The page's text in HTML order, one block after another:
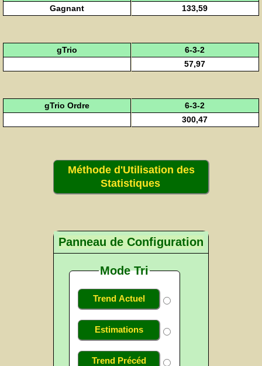
Gagnant
133,59
gTrio
6-3-2
57,97
gTrio Ordre
6-3-2
300,47
Méthode d'Utilisation des
Statistiques
Panneau de Configuration
Mode Tri
Trend Actuel
Estimations
Trend Précéd